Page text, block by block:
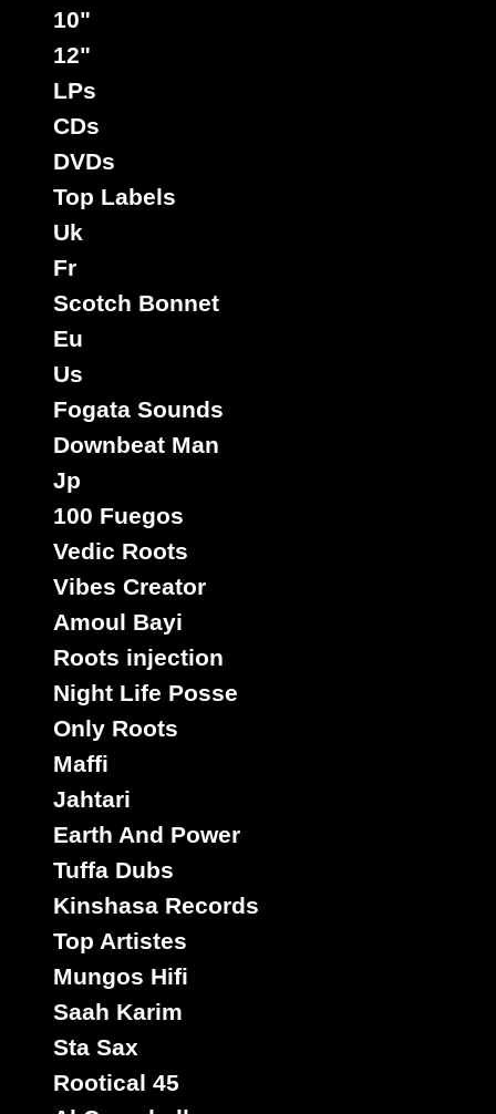
10"
12"
LPs
CDs
DVDs
Top Labels
Uk
Fr
Scotch Bonnet
Eu
Us
Fogata Sounds
Downbeat Man
Jp
100 Fuegos
Vedic Roots
Vibes Creator
Amoul Bayi
Roots injection
Night Life Posse
Only Roots
Maffi
Jahtari
Earth And Power
Tuffa Dubs
Kinshasa Records
Top Artistes
Mungos Hifi
Saah Karim
Sta Sax
Rootical 45